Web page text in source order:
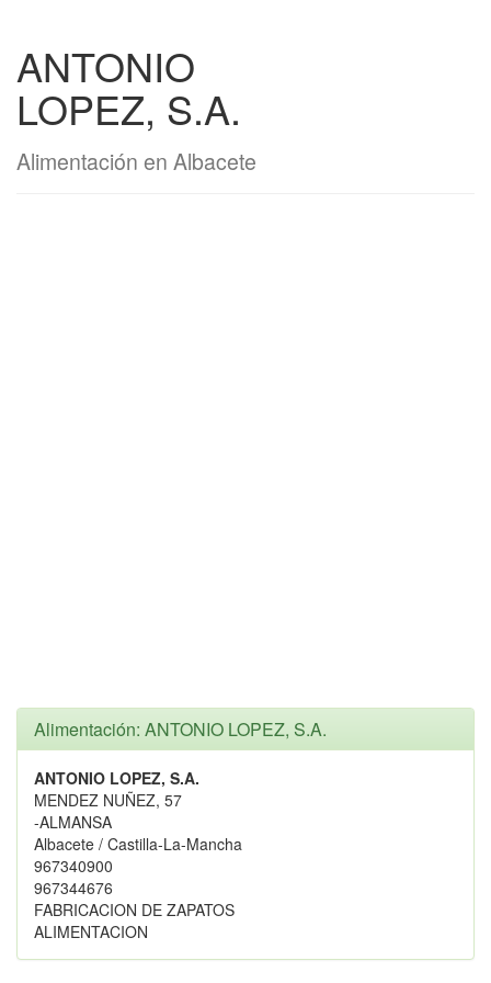
ANTONIO
LOPEZ, S.A.
Alimentación en Albacete
Alimentación: ANTONIO LOPEZ, S.A.
ANTONIO LOPEZ, S.A.
MENDEZ NUÑEZ, 57
-ALMANSA
Albacete / Castilla-La-Mancha
967340900
967344676
FABRICACION DE ZAPATOS
ALIMENTACION